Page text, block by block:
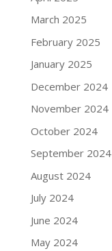
March 2025
February 2025
January 2025
December 2024
November 2024
October 2024
September 2024
August 2024
July 2024
June 2024
May 2024